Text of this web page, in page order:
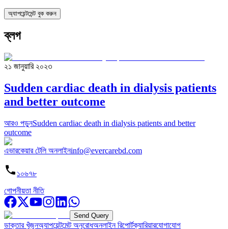
অ্যাপয়েন্টমেন্ট বুক করুন
ব্লগ
২১ জানুয়ারি ২০২৩
Sudden cardiac death in dialysis patients
and better outcome
আরও পড়ুনSudden cardiac death in dialysis patients and better
outcome
এভারকেয়ার টেলি অনলাইনinfo@evercarebd.com
১০৬৭৮
গোপনীয়তা নীতি
Send Query
ডাক্তার খুঁজুনঅ্যাপয়েন্টমেন্ট অনুরোধঅনলাইন রিপোর্টক্যারিয়ারযোগাযোগ